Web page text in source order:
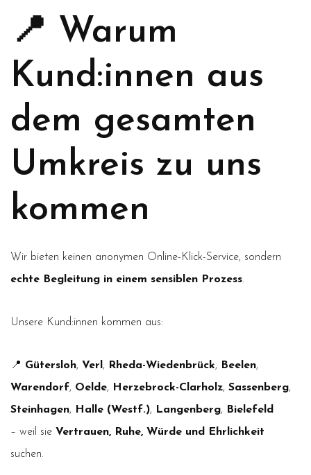
📍 Warum
Kund:innen aus
dem gesamten
Umkreis zu uns
kommen
Wir bieten keinen anonymen Online-Klick-Service, sondern
echte Begleitung in einem sensiblen Prozess.
Unsere Kund:innen kommen aus:
📍 Gütersloh, Verl , Rheda-Wiedenbrück, Beelen,
Warendorf, Oelde, Herzebrock-Clarholz, Sassenberg,
Steinhagen, Halle (Westf.), Langenberg,
Bielefeld
– weil sie Vertrauen, Ruhe, Würde und Ehrlichkeit
suchen.